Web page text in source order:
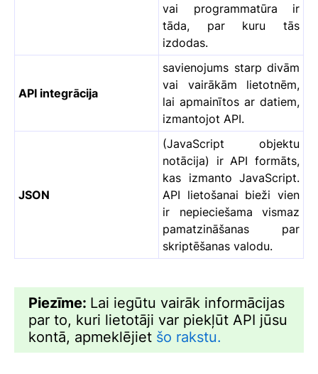
vai programmatūra ir
tāda, par kuru tās
izdodas.
API integrācija
savienojums starp divām
vai vairākām lietotnēm,
lai apmainītos ar datiem,
izmantojot API.
JSON
(JavaScript objektu
notācija) ir API formāts,
kas izmanto JavaScript.
API lietošanai bieži vien
ir nepieciešama vismaz
pamatzināšanas par
skriptēšanas valodu.
Piezīme: Lai iegūtu vairāk informācijas
par to, kuri lietotāji var piekļūt API jūsu
kontā, apmeklējiet šo rakstu.